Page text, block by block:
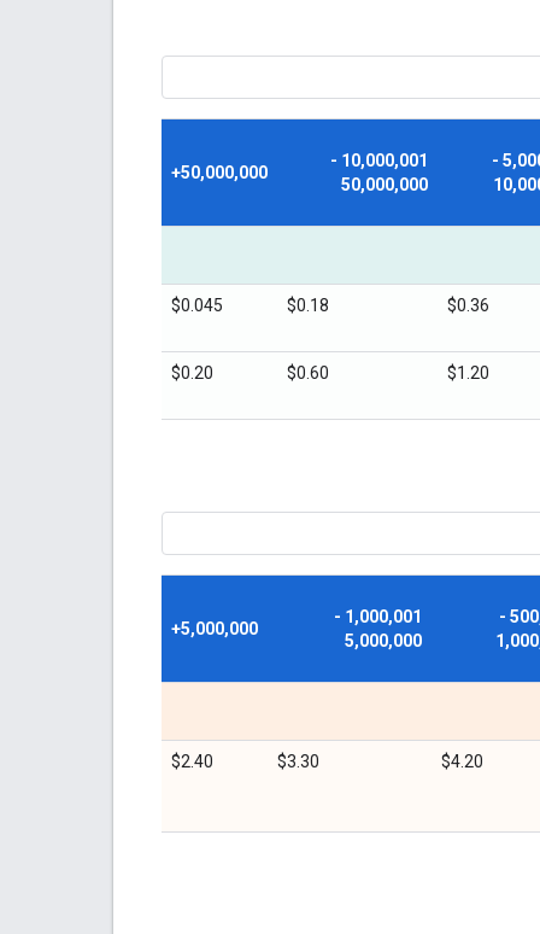
5,000,001 -
10,000,001 -
50,000,000
50,000,000+
$0.36
$0.18
$0.045
$1.20
$0.60
$0.20
500,001 -
1,000,001 -
5,000,000
5,000,000+
$4.20
$3.30
$2.40